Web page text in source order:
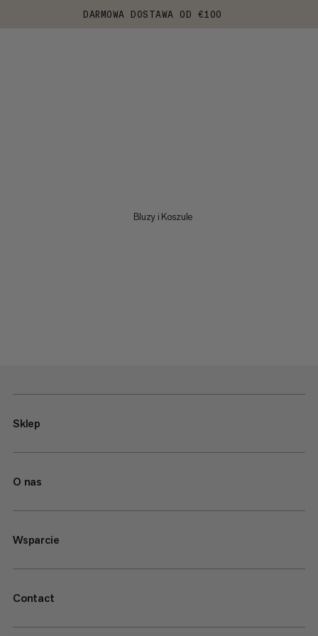
DARMOWA DOSTAWA OD €100
Bluzy i Koszule
Sklep
O nas
Wsparcie
Contact